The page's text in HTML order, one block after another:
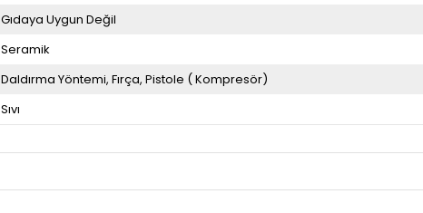
Gıdaya Uygun Değil
Seramik
Daldırma Yöntemi Fırça Pistole ( Kompresör)
Sıvı